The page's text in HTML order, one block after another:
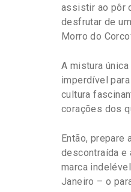
assistir ao pôr
desfrutar de
Morro do
A mistura
imperdível
cultura
corações dos
Então, prepare
descontraída e
marca
Janeiro – o